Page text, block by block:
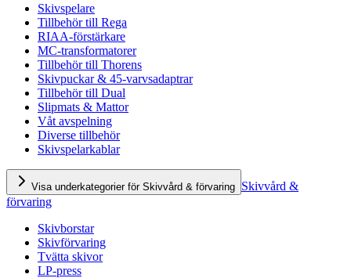
Skivspelare
Tillbehör till Rega
RIAA-förstärkare
MC-transformatorer
Tillbehör till Thorens
Skivpuckar & 45-varvsadaptrar
Tillbehör till Dual
Slipmats & Mattor
Våt avspelning
Diverse tillbehör
Skivspelarkablar
Visa underkategorier för Skivvård & förvaring Skivvård &
förvaring
Skivborstar
Skivförvaring
Tvätta skivor
LP-press